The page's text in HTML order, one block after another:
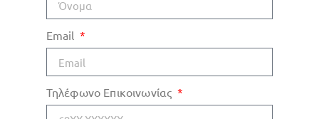
Email
Τηλέφωνο Επικοινωνίας